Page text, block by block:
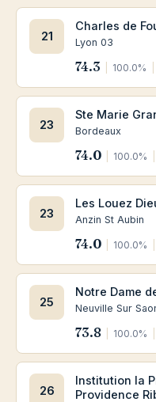
21
Charles de
Lyon 03
74.3 100.0%
23
Ste Marie
Bordeaux
74.0 100.0%
23
Les Louez
Anzin St Aubin
74.0 100.0%
25
Notre Dame
Neuville Sur
73.8 100.0%
26
Institution la
Providence